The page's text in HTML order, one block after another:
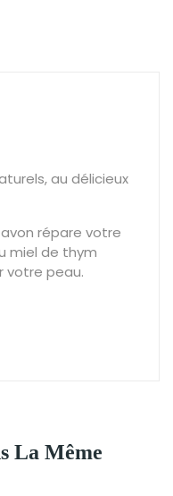
au délicieux
répare votre
miel de thym
votre peau.
La Même